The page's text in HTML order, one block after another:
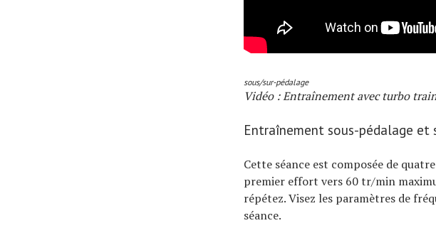
sous/sur-pédalage
Vidéo : Entraînement avec turbo
Entraînement sous-pédalage et
Cette séance est composée de
premier effort vers 60 tr/min
répétez. Visez les paramètres de
séance.